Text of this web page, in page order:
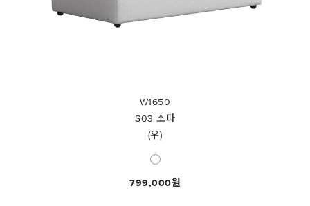
W1650
S03 소파
(우)
799,000